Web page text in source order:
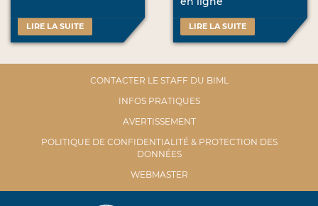
LIRE LA SUITE LIRE LA SUITE
CONTACTER LE STAFF DU BIML
INFOS PRATIQUES
AVERTISSEMENT
POLITIQUE DE CONFIDENTIALITÉ & PROTECTION DES
DONNÉES
WEBMASTER